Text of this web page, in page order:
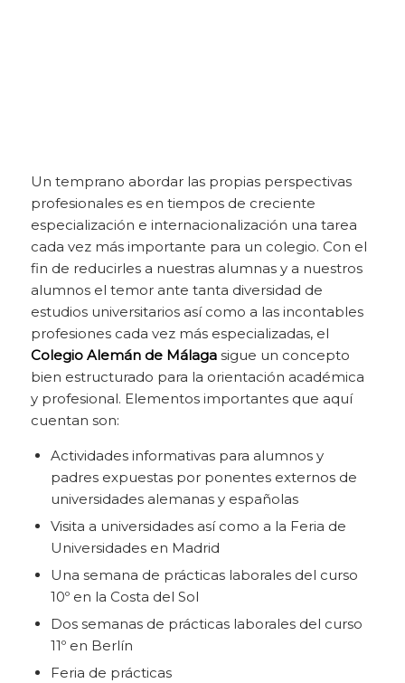
Un temprano abordar las propias perspectivas
profesionales es en tiempos de creciente
especialización e internacionalización una tarea
cada vez más importante para un colegio. Con el
fin de reducirles a nuestras alumnas y a nuestros
alumnos el temor ante tanta diversidad de
estudios universitarios así como a las incontables
profesiones cada vez más especializadas, el
Colegio Alemán de Málagasigue un concepto
bien estructurado para la orientación académica
y profesional. Elementos importantes que aquí
cuentan son:
Actividades informativas para alumnos y
padres expuestas por ponentes externos de
universidades alemanas y españolas
Visita a universidades así como a la Feria de
Universidades en Madrid
Una semana de prácticas laborales del curso
10º en la Costa del Sol
Dos semanas de prácticas laborales del curso
11º en Berlín
Feria de prácticas